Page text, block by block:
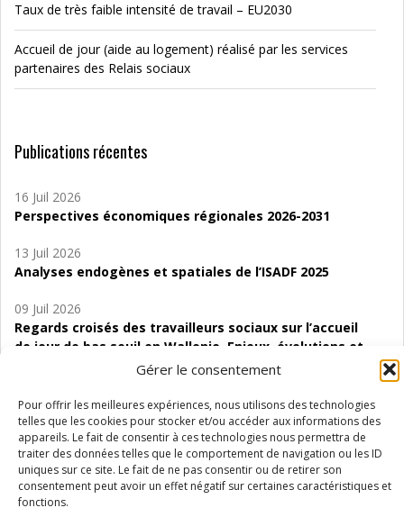
Gérer le consentement
Pour offrir les meilleures expériences, nous utilisons des technologies
telles que les cookies pour stocker et/ou accéder aux informations des
appareils. Le fait de consentir à ces technologies nous permettra de
traiter des données telles que le comportement de navigation ou les ID
uniques sur ce site. Le fait de ne pas consentir ou de retirer son
consentement peut avoir un effet négatif sur certaines caractéristiques et
fonctions.
Taux de très faible intensité de travail – EU2030
Accueil de jour (aide au logement) réalisé par les services
partenaires des Relais sociaux
Publications récentes
16 Juil 2026
Perspectives économiques régionales 2026-2031
13 Juil 2026
Analyses endogènes et spatiales de l’ISADF 2025
09 Juil 2026
Regards croisés des travailleurs sociaux sur l’accueil
de jour de bas seuil en Wallonie. Enjeux, évolutions et
06 Juil 2026
Étude d’évaluabilité des Structures
d’accompagnement à l’autocréation d’emploi (SAACE)
01 Juil 2026
Pénurie du personnel infirmier :quels indicateurs